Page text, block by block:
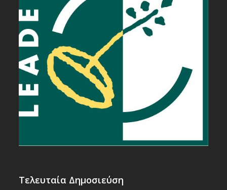
Τελευταία Δημοσιεύση